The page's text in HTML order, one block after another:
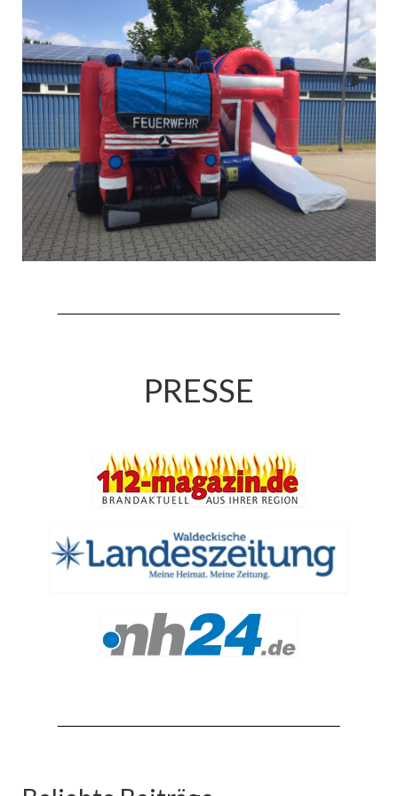
Hubarbeitsbühne B18
24.03.17 Übergabe ELW
20.11.15 Übergabe StLF und HAB
2015 LF 16 „verlässt“ Feuerwehr
Geschichte
historische Fotos
Ehemalige Fahrzeuge
Jahresrückblicke
Jahresrückblick 2019
Jahresrückblick 2021
Jahresrückblick 2023
Tag der offenen Tür 2015
Tag der offenen Tür 2018
PRESSE